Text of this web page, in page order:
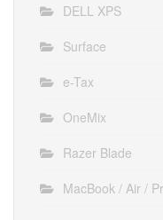
DELL XPS
Surface
e-Tax
OneMix
Razer Blade
MacBook / Air /